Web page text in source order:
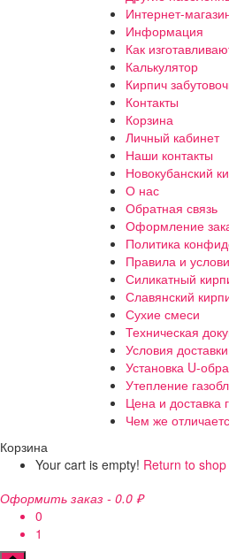
Интернет-
Информация
Как
Калькулятор
Кирпич
Контакты
Корзина
Личный кабинет
Наши контакты
Новокубанский
О нас
Обратная связь
Оформление
Политика
Правила и
Силикатный
Славянский
Сухие смеси
Техническая
Условия доставки
Установка U-
Утепление
Цена и доставка
Чем же
Корзина
Your cart is empty! Return to shop
Оформить заказ - 0.0 ₽
0
1